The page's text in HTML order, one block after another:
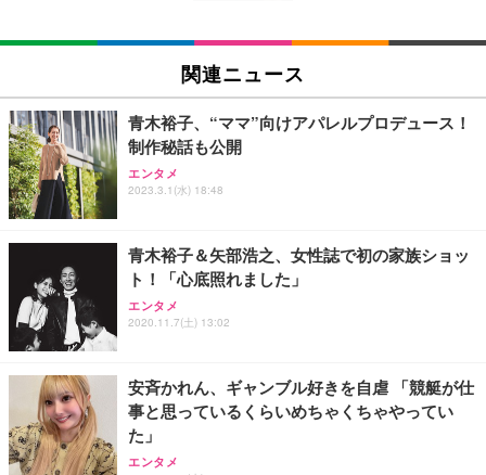
SIHOO B100 オフィスチェア／デスクチェア メッシ
ュチェア 人間工学 疲れない ブラック
￥27,999
Sezlife オフィスチェア デスクチェア 疲れない テレ
ワーク チェア 強化バックレスト 30度ロッキング機
能 人間工学 椅子 腰サポート 90度跳ね上げ式アーム
ョン PCチェア 通気性メッシュ ゲーミング/勉強/事
務用 おしゃれ パソコンチェア (ブラック)
Sezlife オフィスチェア デスクチェア 疲れない テレ
ワーク チェア 強化バックレスト 30度ロッキング機
能 人間工学 椅子 腰サポート 90度跳ね上げ式アーム
務用 おしゃれ パソコンチェア (ホワイト)
ANDWINT オフィスチェア デスクチェア 肘なし メ
ッシュ 通気性 ランバーサポート付き 腰サポート ガ
ス圧無段階昇降 360度回転 キャスター付き コンパク
EIZO ビジネス向けプレミアムモニター | FlexScan
【純正品】27"ゲーミングモニター DualSense 充電
フック付き（CFI-ZDM1J）
【整備済み品】Dell E2724HS 27インチ 液晶モニタ
ー フルHD（1920×1080）VA 非光沢 HDMI/DisplayP
ort/VGA スピーカー内蔵 高さ調整 スイベル VESA対
【MiniLED/24.5inch/280Hz/FHD】GRAPHT THE S
HOOTER Gaming Monitor 24” Essential ゲーミン
グモニター QD 24.5インチ 1ms FHD 量子ドット 残
Amazonベーシック ペットシーツ 厚型 ワイド 42枚
x2袋(84枚) ホワイト(吸収面:ライトブルー)
￥3,234
ネオ・ルーライフ ネオ・オムツ L 中型犬用 26枚入
り 単品
Smart Basic(スマートベーシック) 【Amazon.co.jp
限定】 Smart Basic アイリスオーヤマ ペットシーツ
超厚型 お徳用 ワイド 100枚入 (x 1) (ケース販売)
アイリスオーヤマ ペットシーツ 超厚型 お徳用 レギ
ュラー 200枚入【Amazon.co.jp限定】
関連ニュース
青木裕子、“ママ”向けアパレルプロデュース！
制作秘話も公開
エンタメ
2023.3.1(水) 18:48
青木裕子＆矢部浩之、女性誌で初の家族ショッ
ト！「心底照れました」
エンタメ
2020.11.7(土) 13:02
安斉かれん、ギャンブル好きを自虐 「競艇が仕
事と思っているくらいめちゃくちゃやってい
た」
エンタメ